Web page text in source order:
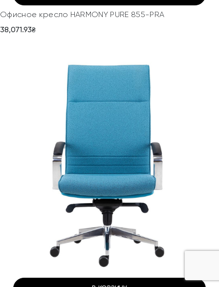
Офисное кресло HARMONY PURE 855-PRA
38,071.93₴